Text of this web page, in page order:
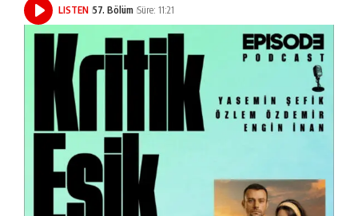
LISTEN 57. Bölüm Süre: 11:21